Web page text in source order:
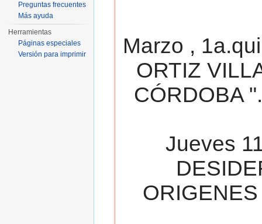
Marzo ,
ORTIZ
CÓRDOBA
Jueves
Preguntas frecuentes
Más ayuda
Herramientas
Páginas especiales
Versión para imprimir